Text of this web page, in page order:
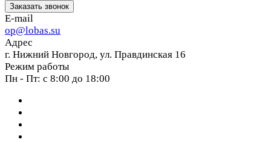
Заказать звонок
E-mail
op@lobas.su
Адрес
г. Нижний Новгород, ул. Правдинская 16
Режим работы
Пн - Пт: с 8:00 до 18:00